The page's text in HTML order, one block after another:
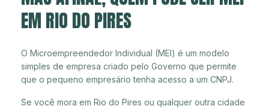
EM RIO DO PIRES
O Microempreendedor Individual (MEI) é um modelo
simples de empresa criado pelo Governo que permite
que o pequeno empresário tenha acesso a um CNPJ.
Se você mora em Rio do Pires ou qualquer outra cidade